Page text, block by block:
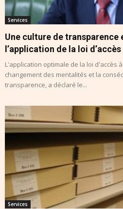
Services
Une culture de transparence
l’application de la loi
L'application optimale de la loi d'accès
changement des mentalités et la
transparence, a déclaré le...
Services